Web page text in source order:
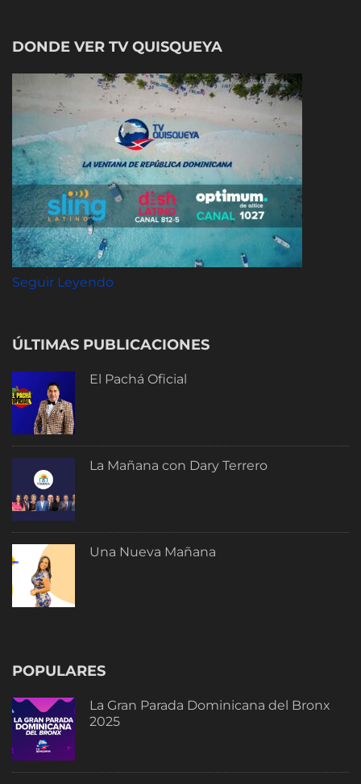
DONDE VER TV QUISQUEYA
Seguir Leyendo
ÚLTIMAS PUBLICACIONES
El Pachá Oficial
La Mañana con Dary Terrero
Una Nueva Mañana
POPULARES
La Gran Parada Dominicana del Bronx
2025